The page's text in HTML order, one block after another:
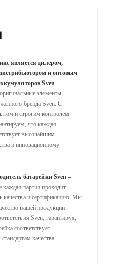
является дилером,
и оптовым
Sven
элементы
бренда Sven. С
и строгим контролем
что каждая
высочайшим
и инновационному
батарейки Sven –
каждая партия проходит
качества и сертификацию. Мы
нашей продукции
Sven, гарантируя,
соответствует
качества.